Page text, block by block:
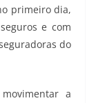
primeiro dia,
e com
do
a